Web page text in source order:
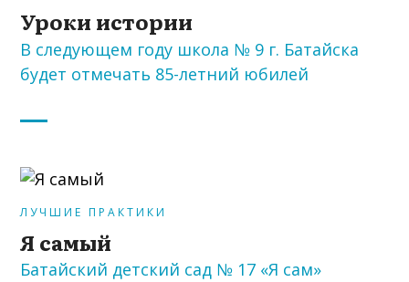
Уроки истории
В следующем году школа № 9 г. Батайска
будет отмечать 85-летний юбилей
ЛУЧШИЕ ПРАКТИКИ
Я самый
Батайский детский сад № 17 «Я сам»